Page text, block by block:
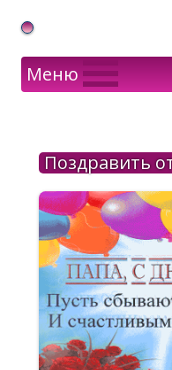
Gif Открытки в подарок
Меню
Поздравить